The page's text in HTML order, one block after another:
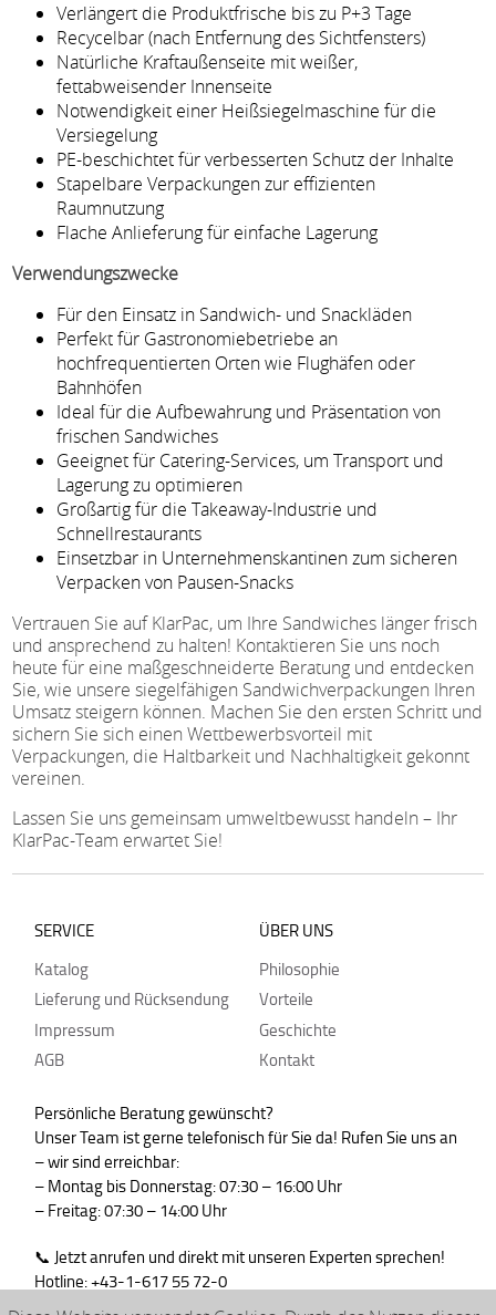
Verlängert die Produktfrische bis zu P+3 Tage
Recycelbar (nach Entfernung des Sichtfensters)
Natürliche Kraftaußenseite mit weißer,
fettabweisender Innenseite
Notwendigkeit einer Heißsiegelmaschine für die
Versiegelung
PE-beschichtet für verbesserten Schutz der Inhalte
Stapelbare Verpackungen zur effizienten
Raumnutzung
Flache Anlieferung für einfache Lagerung
Verwendungszwecke
Für den Einsatz in Sandwich- und Snackläden
Perfekt für Gastronomiebetriebe an
hochfrequentierten Orten wie Flughäfen oder
Bahnhöfen
Ideal für die Aufbewahrung und Präsentation von
frischen Sandwiches
Geeignet für Catering-Services, um Transport und
Lagerung zu optimieren
Großartig für die Takeaway-Industrie und
Schnellrestaurants
Einsetzbar in Unternehmenskantinen zum sicheren
Verpacken von Pausen-Snacks
Vertrauen Sie auf KlarPac, um Ihre Sandwiches länger frisch
und ansprechend zu halten! Kontaktieren Sie uns noch
heute für eine maßgeschneiderte Beratung und entdecken
Sie, wie unsere siegelfähigen Sandwichverpackungen Ihren
Umsatz steigern können. Machen Sie den ersten Schritt und
sichern Sie sich einen Wettbewerbsvorteil mit
Verpackungen, die Haltbarkeit und Nachhaltigkeit gekonnt
vereinen.
Lassen Sie uns gemeinsam umweltbewusst handeln – Ihr
KlarPac-Team erwartet Sie!
SERVICE
Katalog
Lieferung und Rücksendung
Impressum
AGB
ÜBER UNS
Philosophie
Vorteile
Geschichte
Kontakt
Persönliche Beratung gewünscht?
Unser Team ist gerne telefonisch für Sie da! Rufen Sie uns an
– wir sind erreichbar:
– Montag bis Donnerstag: 07:30 – 16:00 Uhr
– Freitag: 07:30 – 14:00 Uhr
📞 Jetzt anrufen und direkt mit unseren Experten sprechen!
Hotline: +43-1-617 55 72-0
WhatsApp : +43-664-99830765